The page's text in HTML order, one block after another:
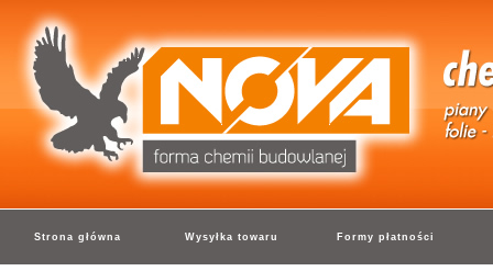
Strona główna Wysyłka towaru Formy płatności